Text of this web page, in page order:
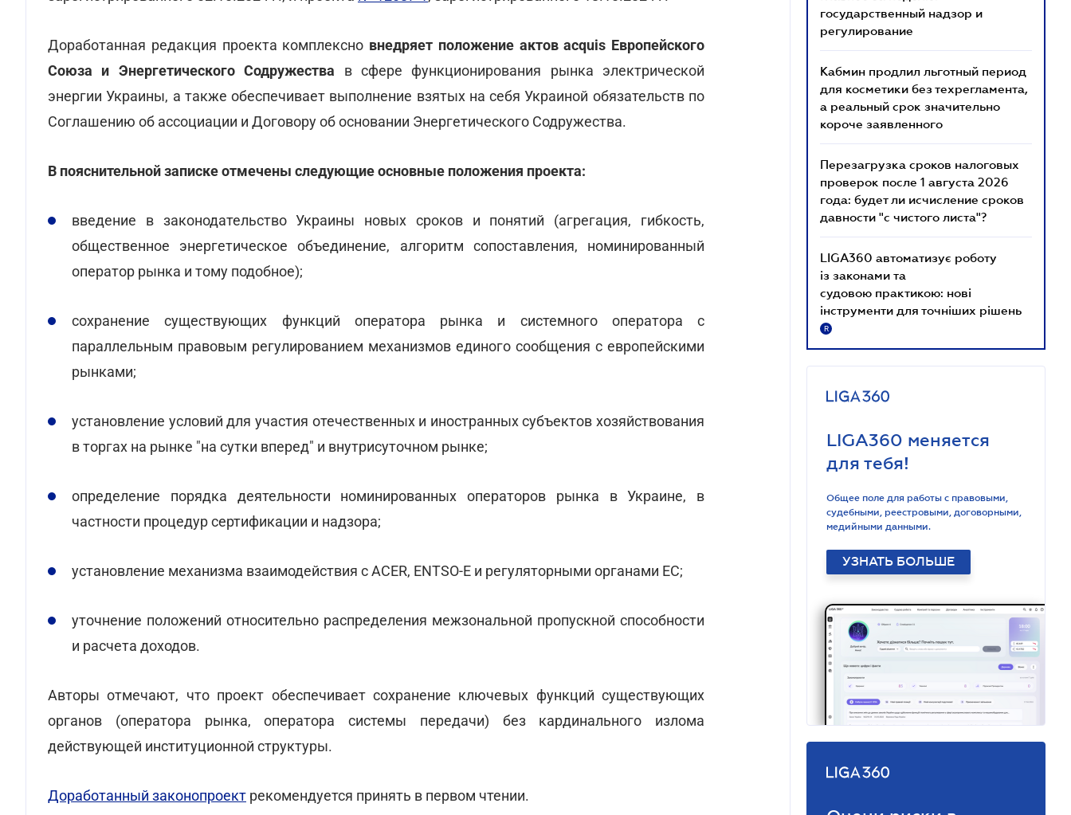
Доработанная редакция проекта комплексно внедряет положение актов acquis Европейского
Союза и Энергетического Содружества в сфере функционирования рынка электрической
энергии Украины, а также обеспечивает выполнение взятых на себя Украиной обязательств по
Соглашению об ассоциации и Договору об основании Энергетического Содружества.
В пояснительной записке отмечены следующие основные положения проекта:
введение в законодательство Украины новых сроков и понятий (агрегация, гибкость,
общественное энергетическое объединение, алгоритм сопоставления, номинированный
оператор рынка и тому подобное);
сохранение существующих функций оператора рынка и системного оператора с
параллельным правовым регулированием механизмов единого сообщения с европейскими
рынками;
установление условий для участия отечественных и иностранных субъектов хозяйствования
в торгах на рынке "на сутки вперед" и внутрисуточном рынке;
определение порядка деятельности номинированных операторов рынка в Украине, в
частности процедур сертификации и надзора;
установление механизма взаимодействия с ACER, ENTSO-E и регуляторными органами ЕС;
уточнение положений относительно распределения межзональной пропускной способности
и расчета доходов.
Авторы отмечают, что проект обеспечивает сохранение ключевых функций существующих
органов (оператора рынка, оператора системы передачи) без кардинального излома
действующей институционной структуры.
Доработанный законопроект рекомендуется принять в первом чтении.
государственный надзор и
регулирование
Кабмин продлил льготный период
для косметики без техрегламента,
а реальный срок значительно
короче заявленного
Перезагрузка сроков налоговых
проверок после 1 августа 2026
года: будет ли исчисление сроков
давности "с чистого листа"?
LIGA360 автоматизує роботу
із законами та
судовою практикою: нові
інструменти для точніших рішень
R
LIGA360 меняется
для тебя!
Общее поле для работы с правовыми,
судебными, реестровыми, договорными,
медийными данными.
УЗНАТЬ БОЛЬШЕ